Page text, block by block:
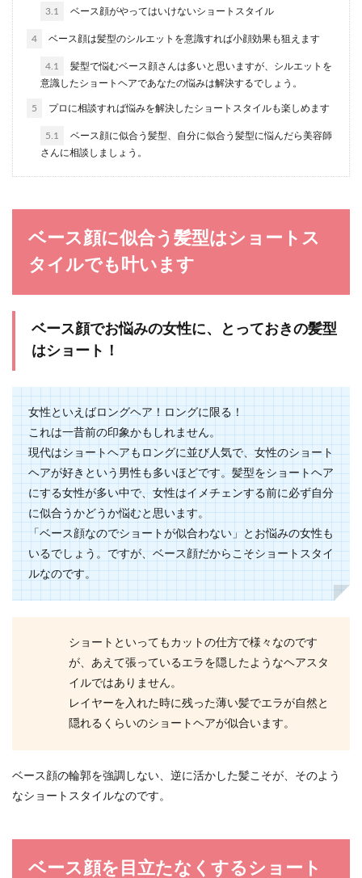
その違いは顔だけにあるのでしょうか。 ここで
は、モ...
ヘアアレンジ【ショート】シーン別ア
ップスタイルのアレンジ方法
綺麗な女性の条件のひとつにツヤ肌がありますよ
ボブの髪型のアレンジの種類にはどん
なものがあるのか
ボブは、女性らしく可愛らしい雰囲気が出せるの
で、男女問わず人気がある髪型のひとつです。 た
だし、ボ...
ボブのヘアスタイルで前髪なしは、40
ヘアスタイルの中でボブは、大人の魅力を出せる
こともあり、人気のヘアスタイルです。 特に40代
のよう...
単可愛く！コツやおすすめ
ボブのヘアアレンジはコテを使ってしたいけど、
3.1 ベース顔がやってはいけないショートスタイル
4 ベース顔は髪型のシルエットを意識すれば小顔効果も狙えます
4.1
髪型で悩むベース顔さんは多いと思いますが、シルエットを
意識したショートヘアであなたの悩みは解決するでしょう。
5 プロに相談すれば悩みを解決したショートスタイルも楽しめます
5.1
ベース顔に似合う髪型、自分に似合う髪型に悩んだら美容師
さんに相談しましょう。
ベース顔に似合う髪型はショートス
タイルでも叶います
ベース顔でお悩みの女性に、とっておきの髪型
はショート！
女性といえばロングヘア！ロングに限る！
これは一昔前の印象かもしれません。
現代はショートヘアもロングに並び人気で、女性のショート
ヘアが好きという男性も多いほどです。髪型をショートヘア
にする女性が多い中で、女性はイメチェンする前に必ず自分
に似合うかどうか悩むと思います。
「ベース顔なのでショートが似合わない」とお悩みの女性も
いるでしょう。ですが、ベース顔だからこそショートスタイ
ルなのです。
ショートといってもカットの仕方で様々なのです
が、あえて張っているエラを隠したようなヘアスタ
イルではありません。
レイヤーを入れた時に残った薄い髪でエラが自然と
隠れるくらいのショートヘアが似合います。
ベース顔の輪郭を強調しない、逆に活かした髪こそが、そのよう
なショートスタイルなのです。
ベース顔を目立たなくするショート